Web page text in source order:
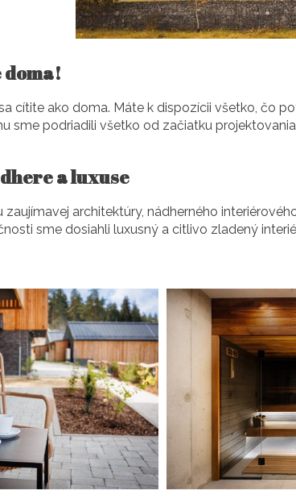
cítite ako doma. Máte k dispozícii všetko, čo
sme podriadili všetko od začiatku
a luxuse
zaujímavej architektúry, nádherného
sme dosiahli luxusný a citlivo zladený